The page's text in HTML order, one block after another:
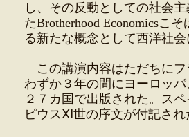
し、その反動としての社会
たBrotherhood Economicsこ
る新たな概念として西洋社
この講演内容はただちにフ
わずか３年の間にヨーロッ
２７カ国で出版された。ス
ピウスⅩⅠ世の序文が付記され